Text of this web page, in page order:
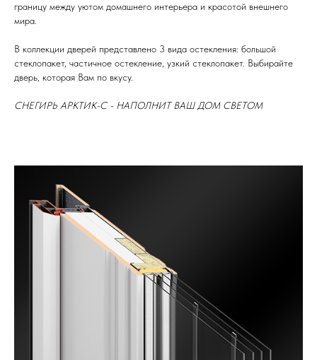
границу между уютом домашнего интерьера и красотой внешнего
мира.
В коллекции дверей представлено 3 вида остекления: большой
стеклопакет, частичное остекление, узкий стеклопакет. Выбирайте
дверь, которая Вам по вкусу.
СНЕГИРЬ АРКТИК-С - НАПОЛНИТ ВАШ ДОМ СВЕТОМ